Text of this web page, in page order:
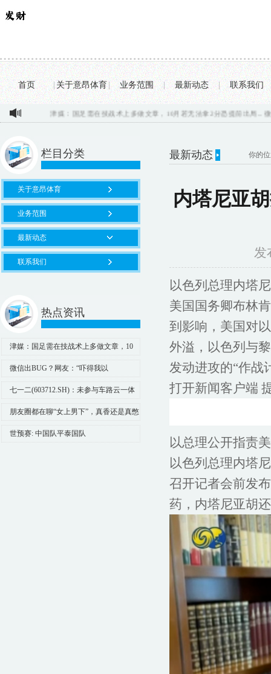
首页 | 关于意昂体育| 业务范围 | 最新动态 | 联系我们
津媒：国足需在技战术上多做文章，10月若无法拿2分恐提前出局... 微信出
栏目分类
关于意昂体育
业务范围
最新动态
联系我们
热点资讯
津媒：国足需在技战术上多做文章，10
月若无法拿2分恐提前出局
微信出BUG？网友：“吓得我以
为……”微信客服回应
七一二(603712.SH)：未参与车路云一体
化项目
朋友圈都在聊“女上男下”，真香还是真憋
屈？心理学告诉你答案！_情感_关系_男性
世预赛: 中国队平泰国队
最新动态 你的
内塔尼亚
发
以色列总理内塔
美国国务卿布林
到影响，美国对
外溢，以色列与
发动进攻的“作战
打开新闻客户端
以总理公开指责
以色列总理内塔
召开记者会前发
药，内塔尼亚胡